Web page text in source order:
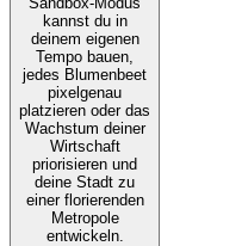
kannst du in
deinem eigenen
Tempo bauen,
jedes Blumenbeet
pixelgenau
platzieren oder das
Wachstum deiner
Wirtschaft
priorisieren und
deine Stadt zu
einer florierenden
Metropole
entwickeln.